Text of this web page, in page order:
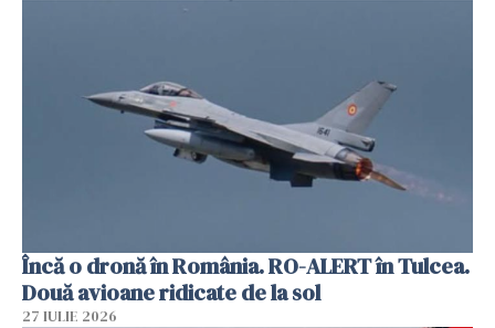
Încă o dronă în România. RO-ALERT în Tulcea.
Două avioane ridicate de la sol
27 IULIE 2026